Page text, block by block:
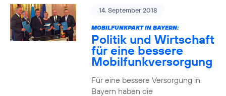
14. September 2018
MOBILFUNKPAKT IN BAYERN:
Politik und Wirtschaft
für eine bessere
Mobilfunkversorgung
Für eine bessere Versorgung in
Bayern haben die